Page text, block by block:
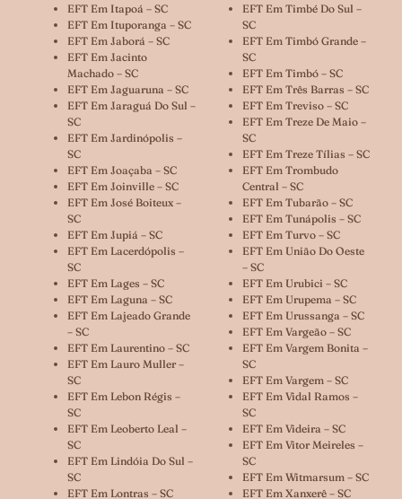
EFT Em Itapoá – SC
EFT Em Ituporanga – SC
EFT Em Jaborá – SC
EFT Em Jacinto
Machado – SC
EFT Em Jaguaruna – SC
EFT Em Jaraguá Do Sul –
SC
EFT Em Jardinópolis –
SC
EFT Em Joaçaba – SC
EFT Em Joinville – SC
EFT Em José Boiteux –
SC
EFT Em Jupiá – SC
EFT Em Lacerdópolis –
SC
EFT Em Lages – SC
EFT Em Laguna – SC
EFT Em Lajeado Grande
– SC
EFT Em Laurentino – SC
EFT Em Lauro Muller –
SC
EFT Em Lebon Régis –
SC
EFT Em Leoberto Leal –
SC
EFT Em Lindóia Do Sul –
SC
EFT Em Lontras – SC
EFT Em Timbé Do Sul –
SC
EFT Em Timbó Grande –
SC
EFT Em Timbó – SC
EFT Em Três Barras – SC
EFT Em Treviso – SC
EFT Em Treze De Maio –
SC
EFT Em Treze Tílias – SC
EFT Em Trombudo
Central – SC
EFT Em Tubarão – SC
EFT Em Tunápolis – SC
EFT Em Turvo – SC
EFT Em União Do Oeste
– SC
EFT Em Urubici – SC
EFT Em Urupema – SC
EFT Em Urussanga – SC
EFT Em Vargeão – SC
EFT Em Vargem Bonita –
SC
EFT Em Vargem – SC
EFT Em Vidal Ramos –
SC
EFT Em Videira – SC
EFT Em Vitor Meireles –
SC
EFT Em Witmarsum – SC
EFT Em Xanxerê – SC